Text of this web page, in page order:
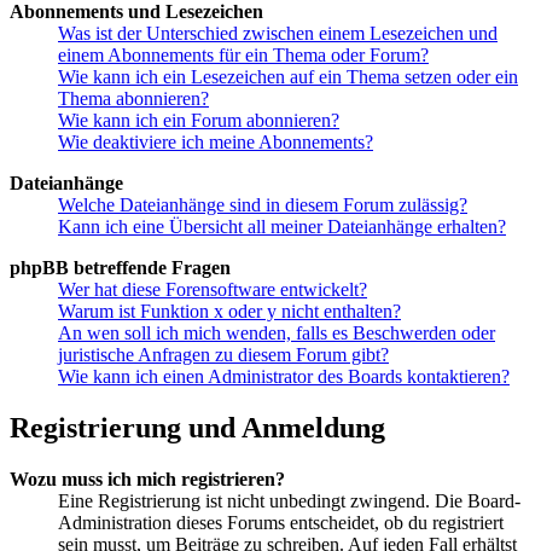
Abonnements und Lesezeichen
Was ist der Unterschied zwischen einem Lesezeichen und
einem Abonnements für ein Thema oder Forum?
Wie kann ich ein Lesezeichen auf ein Thema setzen oder ein
Thema abonnieren?
Wie kann ich ein Forum abonnieren?
Wie deaktiviere ich meine Abonnements?
Dateianhänge
Welche Dateianhänge sind in diesem Forum zulässig?
Kann ich eine Übersicht all meiner Dateianhänge erhalten?
phpBB betreffende Fragen
Wer hat diese Forensoftware entwickelt?
Warum ist Funktion x oder y nicht enthalten?
An wen soll ich mich wenden, falls es Beschwerden oder
juristische Anfragen zu diesem Forum gibt?
Wie kann ich einen Administrator des Boards kontaktieren?
Registrierung und Anmeldung
Wozu muss ich mich registrieren?
Eine Registrierung ist nicht unbedingt zwingend. Die Board-
Administration dieses Forums entscheidet, ob du registriert
sein musst, um Beiträge zu schreiben. Auf jeden Fall erhältst